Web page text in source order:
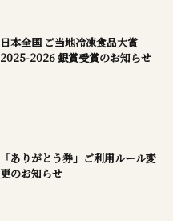
日本全国 ご当地冷凍食品大賞
2025-2026 銀賞受賞のお知らせ
「ありがとう券」ご利用ルール変
更のお知らせ